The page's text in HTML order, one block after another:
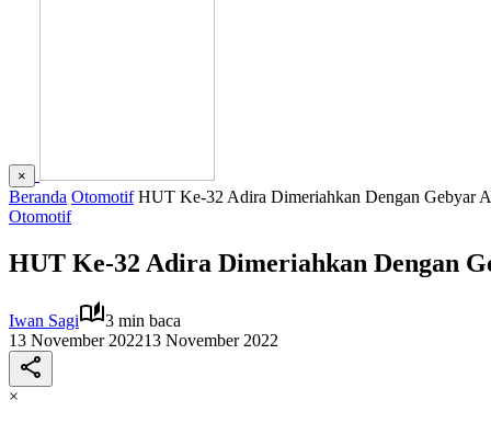
×
Beranda Otomotif HUT Ke-32 Adira Dimeriahkan Dengan Gebyar
Otomotif
HUT Ke-32 Adira Dimeriahkan Dengan
Iwan Sagi
3 min baca
13 November 202213 November 2022
×